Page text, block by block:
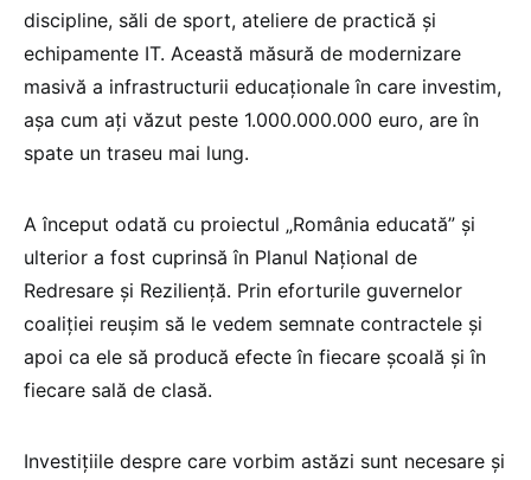
discipline, săli de sport, ateliere de practică și
echipamente IT. Această măsură de modernizare
masivă a infrastructurii educaționale în care investim,
așa cum ați văzut peste 1.000.000.000 euro, are în
spate un traseu mai lung.
A început odată cu proiectul „România educată” și
ulterior a fost cuprinsă în Planul Național de
Redresare și Reziliență. Prin eforturile guvernelor
coaliției reușim să le vedem semnate contractele și
apoi ca ele să producă efecte în fiecare școală și în
fiecare sală de clasă.
Investițiile despre care vorbim astăzi sunt necesare și